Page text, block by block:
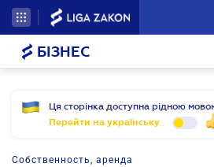
БІЗНЕС
Ця сторінка доступна рідною
Перейти на українську
Собственность, аренда